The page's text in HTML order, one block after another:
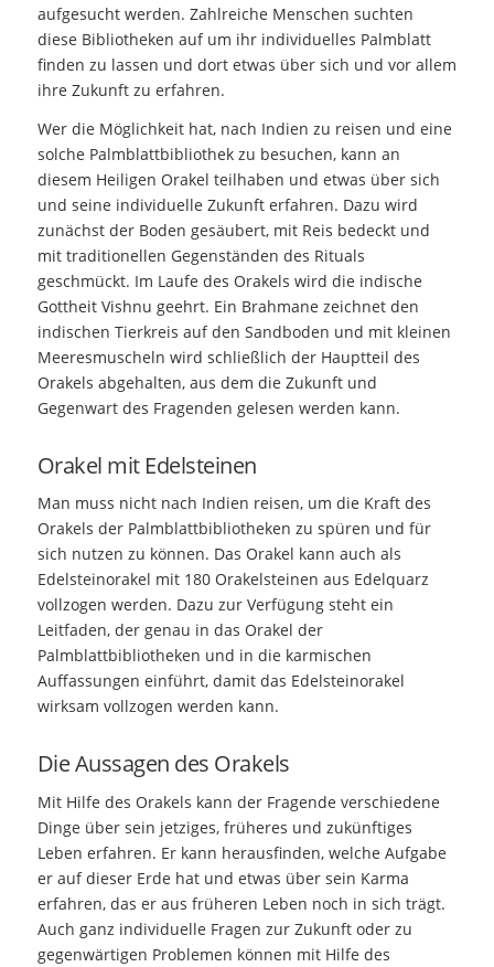
aufgesucht werden. Zahlreiche Menschen suchten
diese Bibliotheken auf um ihr individuelles Palmblatt
finden zu lassen und dort etwas über sich und vor allem
ihre Zukunft zu erfahren.
Wer die Möglichkeit hat, nach Indien zu reisen und eine
solche Palmblattbibliothek zu besuchen, kann an
diesem Heiligen Orakel teilhaben und etwas über sich
und seine individuelle Zukunft erfahren. Dazu wird
zunächst der Boden gesäubert, mit Reis bedeckt und
mit traditionellen Gegenständen des Rituals
geschmückt. Im Laufe des Orakels wird die indische
Gottheit Vishnu geehrt. Ein Brahmane zeichnet den
indischen Tierkreis auf den Sandboden und mit kleinen
Meeresmuscheln wird schließlich der Hauptteil des
Orakels abgehalten, aus dem die Zukunft und
Gegenwart des Fragenden gelesen werden kann.
Orakel mit Edelsteinen
Man muss nicht nach Indien reisen, um die Kraft des
Orakels der Palmblattbibliotheken zu spüren und für
sich nutzen zu können. Das Orakel kann auch als
Edelsteinorakel mit 180 Orakelsteinen aus Edelquarz
vollzogen werden. Dazu zur Verfügung steht ein
Leitfaden, der genau in das Orakel der
Palmblattbibliotheken und in die karmischen
Auffassungen einführt, damit das Edelsteinorakel
wirksam vollzogen werden kann.
Die Aussagen des Orakels
Mit Hilfe des Orakels kann der Fragende verschiedene
Dinge über sein jetziges, früheres und zukünftiges
Leben erfahren. Er kann herausfinden, welche Aufgabe
er auf dieser Erde hat und etwas über sein Karma
erfahren, das er aus früheren Leben noch in sich trägt.
Auch ganz individuelle Fragen zur Zukunft oder zu
gegenwärtigen Problemen können mit Hilfe des